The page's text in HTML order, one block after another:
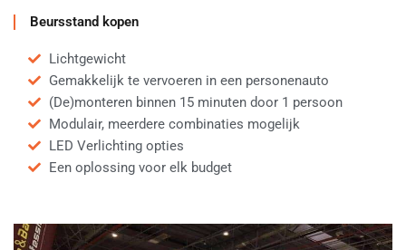
Beursstand kopen
Lichtgewicht
Gemakkelijk te vervoeren in een personenauto
(De)monteren binnen 15 minuten door 1 persoon
Modulair, meerdere combinaties mogelijk
LED Verlichting opties
Een oplossing voor elk budget